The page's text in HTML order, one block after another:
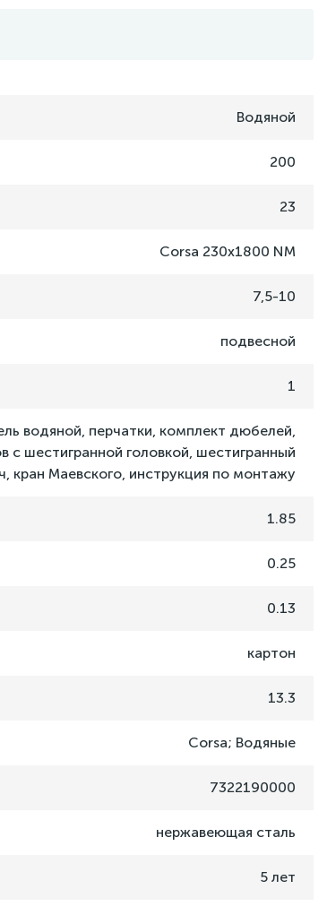
Водяной
200
23
Corsa 230x1800 NM
7,5-10
подвесной
1
водяной, перчатки, комплект дюбелей,
с шестигранной головкой, шестигранный
кран Маевского, инструкция по монтажу
1.85
0.25
0.13
картон
13.3
Corsa; Водяные
7322190000
нержавеющая сталь
5 лет